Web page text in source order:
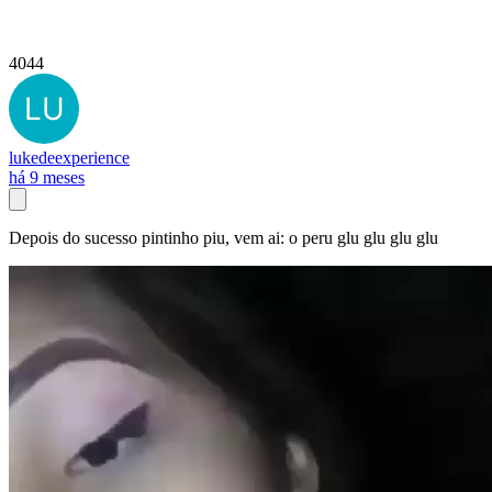
4044
lukedeexperience
há 9 meses
Depois do sucesso pintinho piu, vem ai: o peru glu glu glu glu